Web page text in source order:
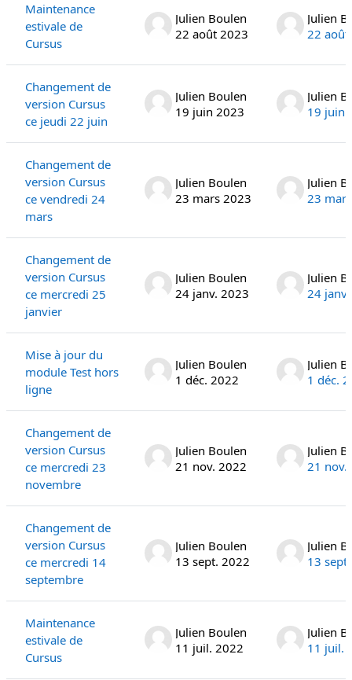
Maintenance
estivale de
Cursus
Julien Boulen
22 août 2023
Julien
22
Changement de
version Cursus
ce jeudi 22 juin
Julien Boulen
19 juin 2023
Julien
19 juin
Changement de
version Cursus
ce vendredi 24
mars
Julien Boulen
23 mars 2023
Julien
23
Changement de
version Cursus
ce mercredi 25
janvier
Julien Boulen
24 janv. 2023
Julien
24
Mise à jour du
module Test hors
ligne
Julien Boulen
1 déc. 2022
Julien
1 déc.
Changement de
version Cursus
ce mercredi 23
novembre
Julien Boulen
21 nov. 2022
Julien
21 nov.
Changement de
version Cursus
ce mercredi 14
septembre
Julien Boulen
13 sept. 2022
Julien
13
Maintenance
estivale de
Cursus
Julien Boulen
11 juil. 2022
Julien
11 juil.